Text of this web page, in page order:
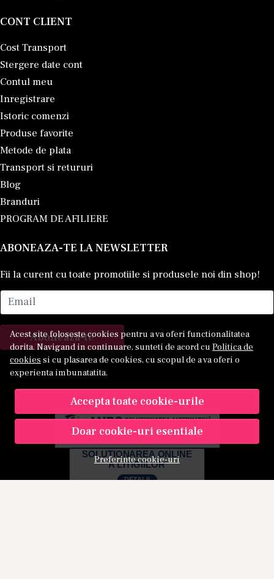
Acest site foloseste cookies pentru a va oferi functionalitatea
dorita. Navigand in continuare, sunteti de acord cu Politica de
cookies si cu plasarea de cookies, cu scopul de a va oferi o
experienta imbunatatita.
Accepta toate cookie-urile
Doar cookie-uri esentiale
Preferinte cookie-uri
CONT CLIENT
Cost Transport
Stergere date cont
Contul meu
Inregistrare
Istoric comenzi
Produse favorite
Metode de plata
Transport si retururi
Blog
Branduri
PROGRAM DE AFILIERE
ABONEAZA-TE LA NEWSLETTER
Fii la curent cu toate promotiile si produsele noi din shop!
Email
Aboneaza-te